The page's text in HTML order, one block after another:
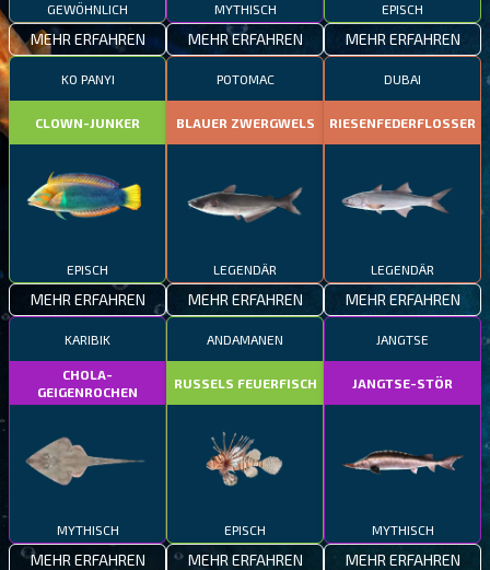
GEWÖHNLICH
MEHR ERFAHREN
MYTHISCH
MEHR ERFAHREN
EPISCH
MEHR ERFAHREN
KO PANYI
CLOWN-JUNKER
EPISCH
MEHR ERFAHREN
POTOMAC
BLAUER ZWERGWELS
LEGENDÄR
MEHR ERFAHREN
DUBAI
RIESENFEDERFLOSSER
LEGENDÄR
MEHR ERFAHREN
KARIBIK
CHOLA-
GEIGENROCHEN
MYTHISCH
MEHR ERFAHREN
ANDAMANEN
RUSSELS FEUERFISCH
EPISCH
MEHR ERFAHREN
JANGTSE
JANGTSE-STÖR
MYTHISCH
MEHR ERFAHREN